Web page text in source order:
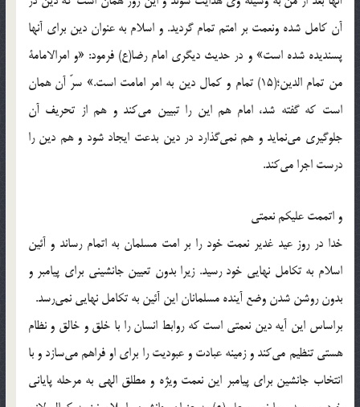
آن كامل شده ونعمت بر امتم تمام گرديد. و اسلام به عنوان دين براى آنها
پسنديده شده است» و در حديث ديگرى امام رضا(ع) فرمود: «و امرالامامة
من تمام الدين؛(15) تمام و كمال دين به امر امامت است.» سرّ آن همان
است كه گفته شد، امام هم اين را تبيين مى‌كند و هم از تحريف آن
جلوگيرى مى‌نمايد و هم نمى‌گذارد در دين بدعت ايجاد شود و هم دين را
درست اجرا مى‌كند.
و اتممت عليكم نعمتى
خدا در روز عيد غدير نعمت خود را بر امت مسلمان به اتمام رساند و آئين
اسلام به تكامل نهايى خود رسيد. زيرا بدون تعيين جانشينى براى پيامبر و
بدون روشن شدن وضع آينده مسلمانان اين آئين به تكامل نهايى نمى‌رسد.
براساس اين آيه دين نعمتى است كه روابط انسان را با خلق و خالق و نظام
هستى تنظيم مى‌كند و زمينه عبادت و عبوديت را براى او فراهم مى‌سازد و با
انتخاب جانشين براى پيامبر اين نعمت ويژه و مطلق الهى به مرحله پايانى